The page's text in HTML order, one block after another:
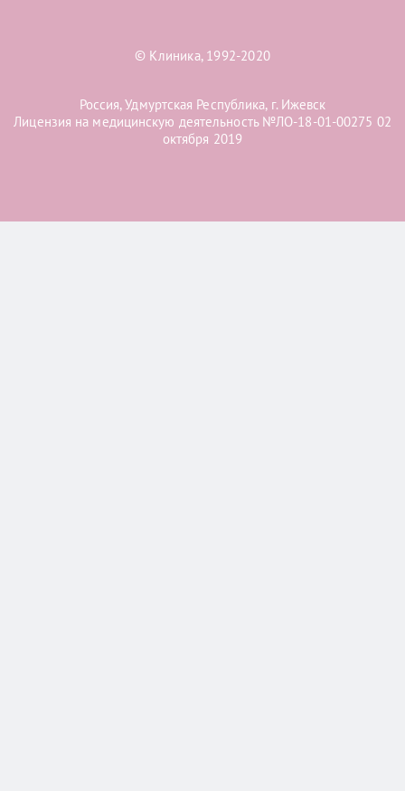
© Клиника, 1992-2020
Россия, Удмуртская Республика, г. Ижевск
Лицензия на медицинскую деятельность №ЛО-18-01-00275 02
октября 2019